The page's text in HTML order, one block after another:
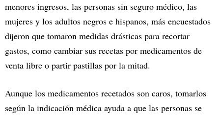
menores ingresos, las personas sin seguro médico, las
mujeres y los adultos negros e hispanos, más encuestados
dijeron que tomaron medidas drásticas para recortar
gastos, como cambiar sus recetas por medicamentos de
venta libre o partir pastillas por la mitad.
Aunque los medicamentos recetados son caros, tomarlos
según la indicación médica ayuda a que las personas se